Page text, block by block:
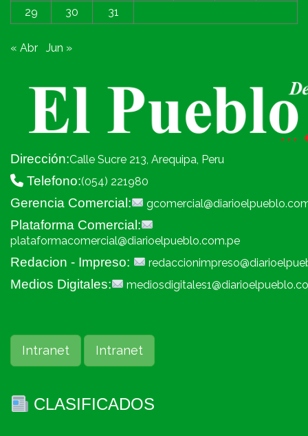
29
30 31
« Abr Jun »
Dirección:Calle Sucre 213, Arequipa, Peru
Telefono:(054) 221980
Gerencia Comercial:
Plataforma Comercial:
plataformacomercial@diarioelpueblo.com.pe
Redacion - Impreso:
Medios Digitales:
Intranet Intranet
CLASIFICADOS